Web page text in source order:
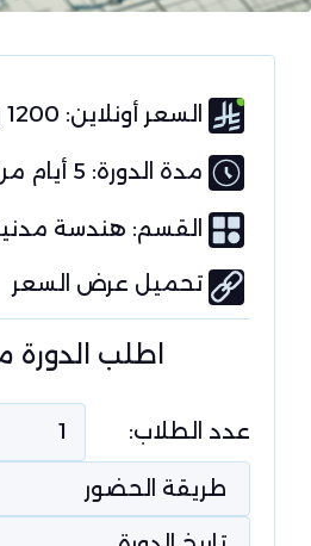
السعر أونلاين: 1200 ريال سعودي
مدة الدورة: 5 أيام من 6م إلى 10م
القسم: هندسة
تحميل عرض السعر
اطلب الدورة
عدد الطلاب: